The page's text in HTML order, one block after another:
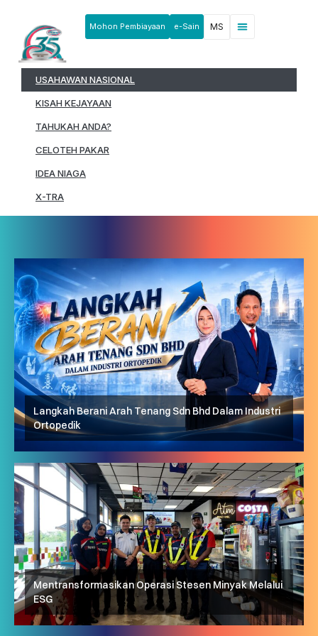
Mohon Pembiayaan e-Sain MS
USAHAWAN NASIONAL
KISAH KEJAYAAN
TAHUKAH ANDA?
CELOTEH PAKAR
IDEA NIAGA
X-TRA
Langkah Berani Arah Tenang Sdn Bhd Dalam Industri
Ortopedik
Mentransformasikan Operasi Stesen Minyak Melalui
ESG